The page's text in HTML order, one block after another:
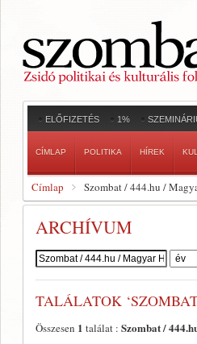
ELŐFIZETÉS 1%
CÍMLAP POLITIKA HÍREK
Címlap Szombat / 444.hu /
ARCHÍVUM
Szerző:
TALÁLATOK
Összesen 1 találat : Szombat /